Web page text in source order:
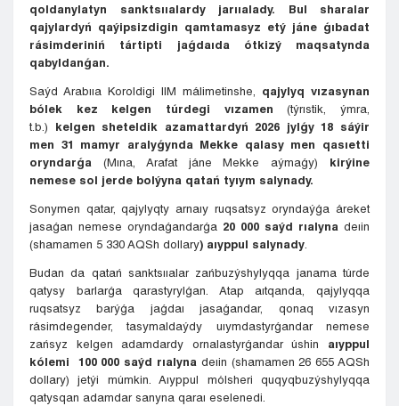
qoldanylatyn sanktsııalardy jarııalady. Bul sharalar
qajylardyń qaýipsizdigin qamtamasyz etý jáne ǵıbadat
rásimderiniń tártipti jaǵdaıda ótkizý maqsatynda
qabyldanǵan.
Saýd Arabııa Koroldigi IIM málimetinshe, qajylyq vızasynan
bólek
kez kelgen túrdegi vızamen(týrıstik, ýmra,
t.b.) kelgen sheteldik azamattardyń 2026 jylǵy 18 sáýir
men 31 mamyr aralyǵynda Mekke qalasy men qasıetti
oryndarǵa (Mına, Arafat jáne Mekke aýmaǵy) kirýine
nemese sol jerde bolýyna qatań tyıym salynady.
Sonymen qatar, qajylyqty arnaıy ruqsatsyz oryndaýǵa áreket
jasaǵan nemese oryndaǵandarǵa 20 000 saýd rıalyna deıin
(shamamen 5 330 AQSh dollary) aıyppul salynady.
Budan da qatań sanktsııalar zańbuzýshylyqqa janama túrde
qatysy barlarǵa qarastyrylǵan. Atap aıtqanda, qajylyqqa
ruqsatsyz barýǵa jaǵdaı jasaǵandar, qonaq vızasyn
rásimdegender, tasymaldaýdy uıymdastyrǵandar nemese
zańsyz kelgen adamdardy ornalastyrǵandar úshin aıyppul
kólemi 100 000 saýd rıalyna deıin (shamamen 26 655 AQSh
dollary) jetýi múmkin. Aıyppul mólsheri quqyqbuzýshylyqqa
qatysqan adamdar sanyna qaraı eselenedi.